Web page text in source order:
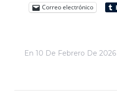
Correo electrónico
En 10 De Febrero De 2026